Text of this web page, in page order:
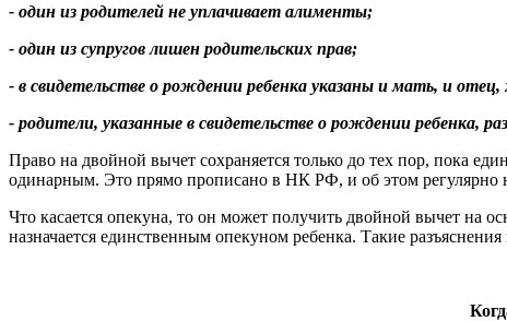
- один из родителей не уплачивает алименты;
- один из супругов лишен родительских прав;
- в свидетельстве о рождении ребенка указаны и мать, и
- родители, указанные в свидетельстве о рождении ребенка,
Право на двойной вычет сохраняется только до тех пор, пока
одинарным. Это прямо прописано в НК РФ, и об этом
Что касается опекуна, то он может получить двойной вычет на
назначается единственным опекуном ребенка. Такие